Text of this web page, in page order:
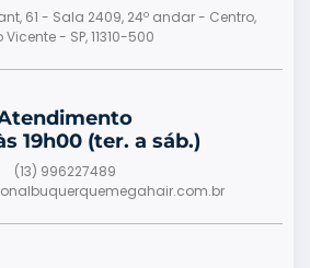
61 - Sala 2409, 24º andar - Centro,
Vicente - SP, 11310-500
19h00 (ter. a sáb.)
(13) 996227489